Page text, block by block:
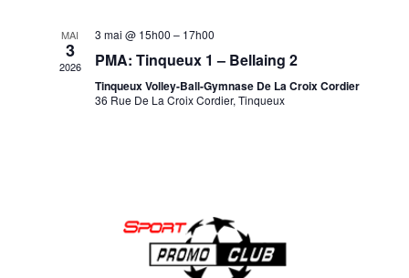
MAI
3
2026
3 mai @ 15h00 – 17h00
PMA: Tinqueux 1 – Bellaing 2
Tinqueux Volley-Ball-Gymnase De La Croix Cordier
36 Rue De La Croix Cordier, Tinqueux